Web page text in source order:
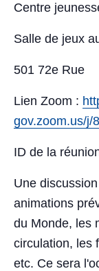
Centre
Salle de jeux
501 72e Rue
Lien Zoom :
gov.zoom.us/j/
ID de la
Une
animations
du Monde, les
circulation, les
etc. Ce sera